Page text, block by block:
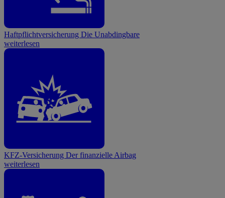
Haftpflichtversicherung Die Unabdingbare
weiterlesen
KFZ-Versicherung Der finanzielle Airbag
weiterlesen